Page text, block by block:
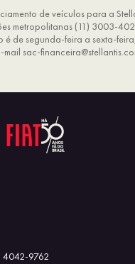
de veículos para a
metropolitanas (11) 3003-
de segunda-feira a sexta-
sac-
9762